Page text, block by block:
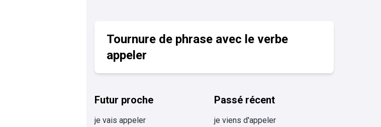
Tournure de phrase avec le verbe
appeler
Futur proche
je vais appeler
Passé récent
je viens d'appeler